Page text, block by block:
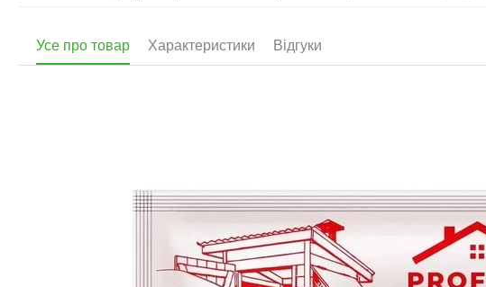
Усе про товар Характеристики Відгуки